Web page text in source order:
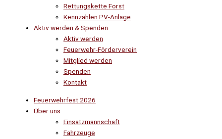
Rettungskette Forst
Kennzahlen PV-Anlage
Aktiv werden & Spenden
Aktiv werden
Feuerwehr-Förderverein
Mitglied werden
Spenden
Kontakt
Feuerwehrfest 2026
Über uns
Einsatzmannschaft
Fahrzeuge